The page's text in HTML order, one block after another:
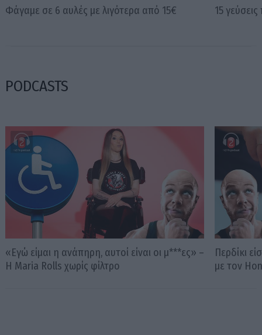
Φάγαμε σε 6 αυλές με λιγότερα από 15€ 15
PODCASTS
«Εγώ είμαι η ανάπηρη, αυτοί είναι οι μ***ες» –
Η Maria Rolls χωρίς φίλτρο
Περδίκι
με τον